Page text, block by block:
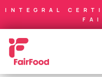
INTEGRAL